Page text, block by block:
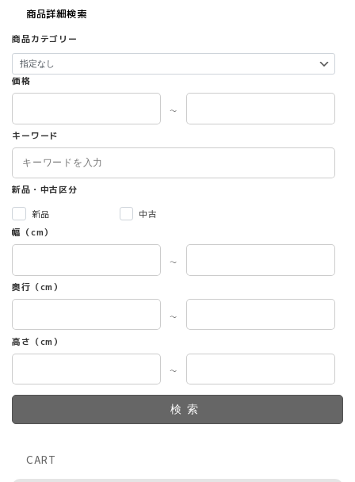
商品詳細検索
商品カテゴリー
価格
～
キーワード
新品・中古区分
新品
中古
幅（cm）
～
奥行（cm）
～
高さ（cm）
～
検索
CART